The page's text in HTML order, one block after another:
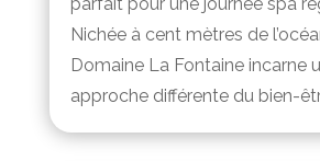
Nichée à cent mètres de
Domaine La Fontaine incarne
approche différente du bien-